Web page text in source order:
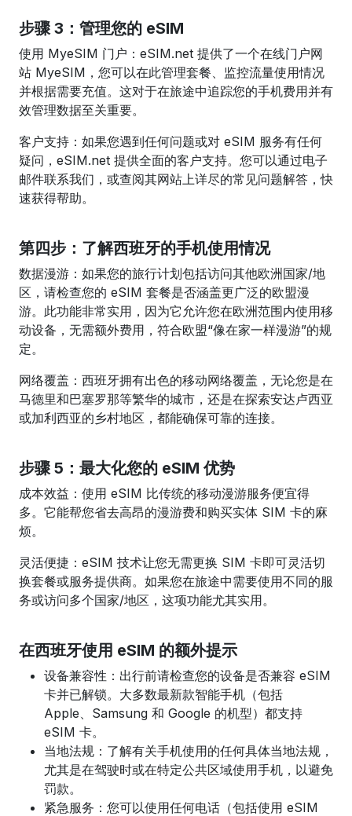
步骤 3：管理您的 eSIM
使用 MyeSIM 门户：eSIM.net 提供了一个在线门户网
站 MyeSIM，您可以在此管理套餐、监控流量使用情况
并根据需要充值。这对于在旅途中追踪您的手机费用并有
效管理数据至关重要。
客户支持：如果您遇到任何问题或对 eSIM 服务有任何
疑问，eSIM.net 提供全面的客户支持。您可以通过电子
邮件联系我们，或查阅其网站上详尽的常见问题解答，快
速获得帮助。
第四步：了解西班牙的手机使用情况
数据漫游：如果您的旅行计划包括访问其他欧洲国家/地
区，请检查您的 eSIM 套餐是否涵盖更广泛的欧盟漫
游。此功能非常实用，因为它允许您在欧洲范围内使用移
动设备，无需额外费用，符合欧盟“像在家一样漫游”的规
定。
网络覆盖：西班牙拥有出色的移动网络覆盖，无论您是在
马德里和巴塞罗那等繁华的城市，还是在探索安达卢西亚
或加利西亚的乡村地区，都能确保可靠的连接。
步骤 5：最大化您的 eSIM 优势
成本效益：使用 eSIM 比传统的移动漫游服务便宜得
多。它能帮您省去高昂的漫游费和购买实体 SIM 卡的麻
烦。
灵活便捷：eSIM 技术让您无需更换 SIM 卡即可灵活切
换套餐或服务提供商。如果您在旅途中需要使用不同的服
务或访问多个国家/地区，这项功能尤其实用。
在西班牙使用 eSIM 的额外提示
设备兼容性：出行前请检查您的设备是否兼容 eSIM
卡并已解锁。大多数最新款智能手机（包括
Apple、Samsung 和 Google 的机型）都支持
eSIM 卡。
当地法规：了解有关手机使用的任何具体当地法规，
尤其是在驾驶时或在特定公共区域使用手机，以避免
罚款。
紧急服务：您可以使用任何电话（包括使用 eSIM